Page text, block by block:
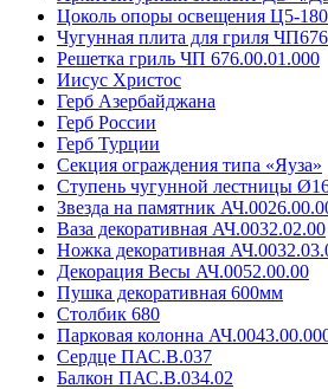
Цоколь опоры освещения Ц5-180
Чугунная плита для гриля
Решетка гриль ЧП 676.00.01.000
Иисус Христос
Герб Азербайджана
Герб России
Герб Турции
Секция ограждения типа «Яуза»
Ступень чугунной лестницы
Звезда на памятник
Ваза декоративная АЧ.0032.02.00
Ножка декоративная
Декорация Весы АЧ.0052.00.00
Пушка декоративная 600мм
Столбик 680
Парковая колонна
Сердце ПАС.В.037
Балкон ПАС.В.034.02